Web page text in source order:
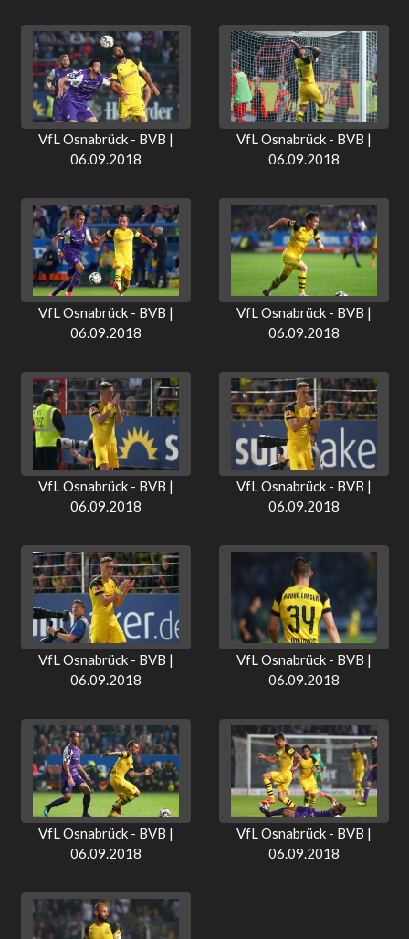
VfL Osnabrück - BVB |
06.09.2018
VfL Osnabrück - BVB |
06.09.2018
VfL Osnabrück - BVB |
06.09.2018
VfL Osnabrück - BVB |
06.09.2018
VfL Osnabrück - BVB |
06.09.2018
VfL Osnabrück - BVB |
06.09.2018
VfL Osnabrück - BVB |
06.09.2018
VfL Osnabrück - BVB |
06.09.2018
VfL Osnabrück - BVB |
06.09.2018
VfL Osnabrück - BVB |
06.09.2018